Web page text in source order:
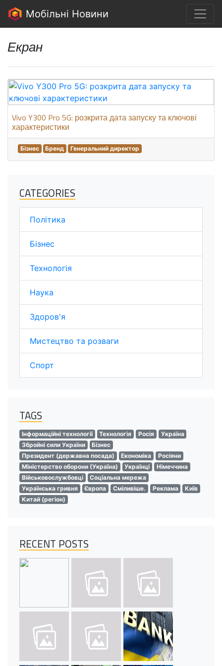
Мобільні Новини
Екран
Vivo Y300 Pro 5G: розкрита дата запуску та ключові
характеристики
Бізнес Бренд Генеральний директор
CATEGORIES
Політика
Бізнес
Технологія
Наука
Здоров'я
Мистецтво та розваги
Спорт
TAGS
Інформаційні технології Технологія Росія
Україна
Збройні сили України
Бізнес
Президент (державна посада)
Економіка
Росіяни
Міністерство оборони (Україна)
Українці
Німеччина
Військовослужбовці
Соціальна мережа
Українська гривня
Європа Сміливіше. Реклама
Київ
Китай (регіон)
RECENT POSTS